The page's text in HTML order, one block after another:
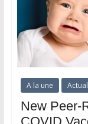
A la une
New Peer-